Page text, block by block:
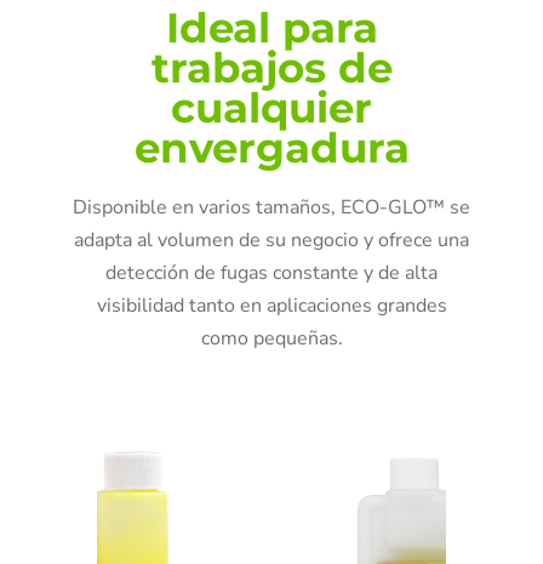
Ideal para
trabajos de
cualquier
envergadura
Disponible en varios tamaños, ECO-GLO™ se
adapta al volumen de su negocio y ofrece una
detección de fugas constante y de alta
visibilidad tanto en aplicaciones grandes
como pequeñas.